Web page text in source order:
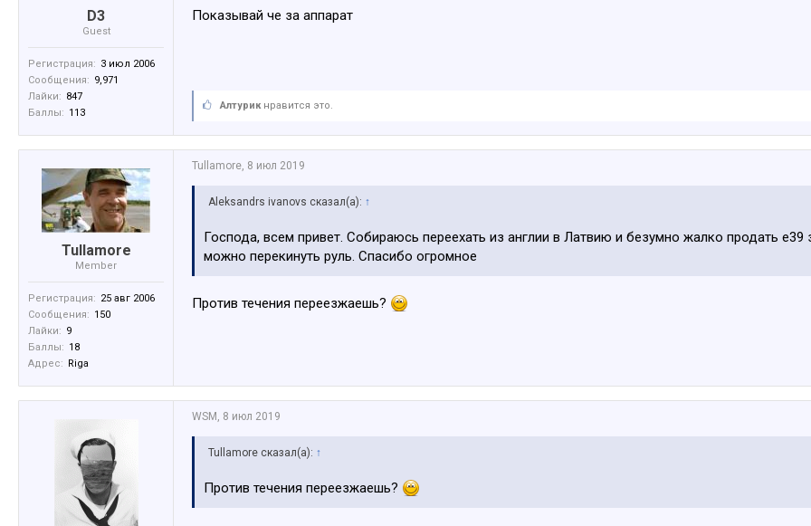
D3
Guest
Регистрация: 3 июл 2006
Сообщения: 9,971
Лайки: 847
Баллы: 113
Показывай че за аппарат
Алтурикнравится это.
Tullamore
Member
Регистрация: 25 авг 2006
Сообщения: 150
Лайки: 9
Баллы: 18
Адрес: Riga
Tullamore, 8 июл 2019
Aleksandrs ivanovs сказал(а): ↑
Господа, всем привет. Собираюсь переехать из англии в Латвию и безумно жалко продать е39
можно перекинуть руль. Спасибо огромное
Против течения переезжаешь?
WSM , 8 июл 2019
Tullamore сказал(а): ↑
Против течения переезжаешь?